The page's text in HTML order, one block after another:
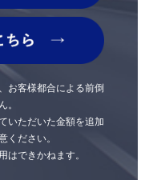
お客様都合による前倒
。
いただいた金額を追加
ください。
はできかねます。